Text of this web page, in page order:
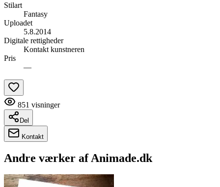
Stilart
Fantasy
Uploadet
5.8.2014
Digitale rettigheder
Kontakt kunstneren
Pris
—
851 visninger
Del
Kontakt
Andre værker afAnimade.dk